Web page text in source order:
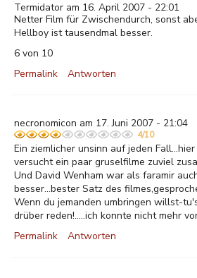
Termidator am 16. April 2007 - 22:01
Netter Film für Zwischendurch, sonst
Hellboy ist tausendmal besser.
6 von 10
Permalink
Antworten
necronomicon am 17. Juni 2007 - 21:04
4/10
Ein ziemlicher unsinn auf jeden
versucht ein paar gruselfilme zuviel
Und David Wenham war als faramir
besser...bester Satz des
Wenn du jemanden umbringen willst-
drüber reden!.....ich konnte nicht mehr
Permalink
Antworten